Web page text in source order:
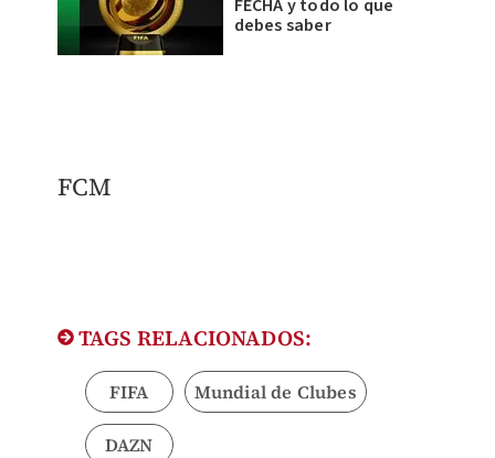
FECHA y todo lo que
debes saber
FCM
TAGS RELACIONADOS:
FIFA Mundial de Clubes
DAZN